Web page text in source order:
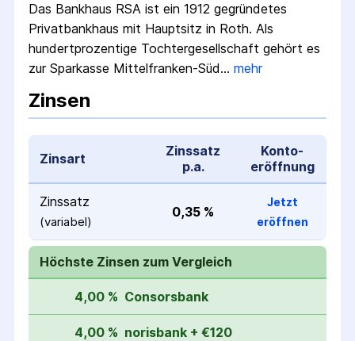
Das Bankhaus RSA ist ein 1912 gegründetes
Privat­bankhaus mit Hauptsitz in Roth. Als
hundert­prozentige Tochter­gesellschaft gehört es
zur Sparkasse Mittelfranken­-Süd… mehr
Zinsen
Zinsart
Zinssatz
p.a.
Konto­
eröffnung
Zinssatz
(variabel)
0,35 %
Jetzt
eröffnen
Höchste Zinsen zum Vergleich
4,00 % Consorsbank
4,00 % norisbank + €120